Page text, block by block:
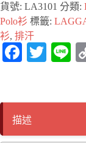
貨號: LA3101 分類:
Polo衫 標籤:
衫, 排汗
Fa
ok
T
描述